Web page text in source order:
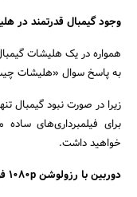
وجود گیمبال قدرتمند در
همواره در یک هلیشات
به پاسخ سوال «هلیشات
زیرا در صورت نبود گیمبال
برای فیلمبرداری‌های
خواهید داشت.
دوربین با رزولوشن 1080p فول اچ دی:‌